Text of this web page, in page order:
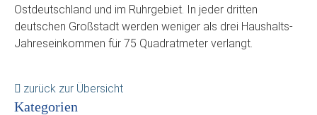
Ostdeutschland und im Ruhrgebiet. In jeder dritten
deutschen Großstadt werden weniger als drei Haushalts-
Jahreseinkommen für 75 Quadratmeter verlangt.
zurück zur Übersicht
Kategorien